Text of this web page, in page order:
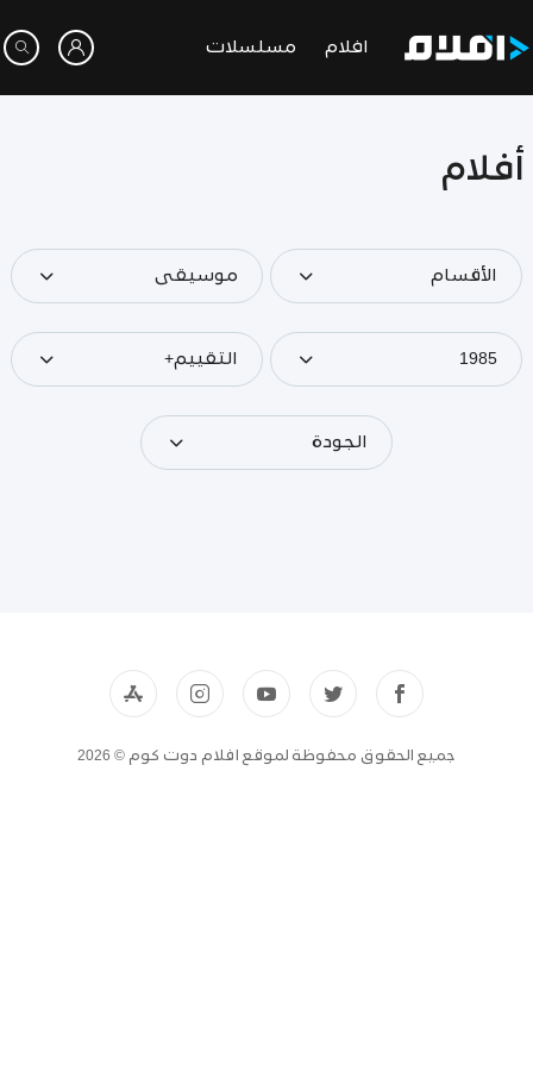
افلام مسلسلات
أفلام
الأقسام موسيقى
1985 التقييم+
الجودة
جميع الحقوق محفوظة لموقع افلام دوت كوم © 2026